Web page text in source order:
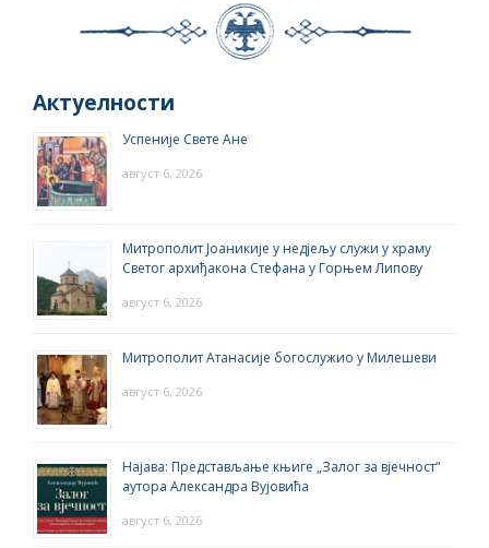
Актуелности
Успеније Свете Ане
август 6, 2026
Митрополит Јоаникије у недјељу служи у храму
Светог архиђакона Стефана у Горњем Липову
август 6, 2026
Митрополит Атанасије богослужио у Милешеви
август 6, 2026
Најава: Представљање књиге „Залог за вјечност“
аутора Александра Вујовића
август 6, 2026